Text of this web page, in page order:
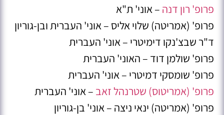
פרופ' רון דנה – אוני' ת"א
פרופ' (אמריטה) שלוי אליס – אוני' העברית ובן-גוריון
ד"ר שבצ'נקו דימיטרי – אוני' העברית
פרופ' שולמן דוד – האוני' העברית
פרופ' שומסקי דמיטרי – אוני' העברית
פרופ' (אמריטוס) שטרנהל זאב – אוני' העברית
פרופ' (אמריטה) ינאי ניצה – אוני' בן-גוריון